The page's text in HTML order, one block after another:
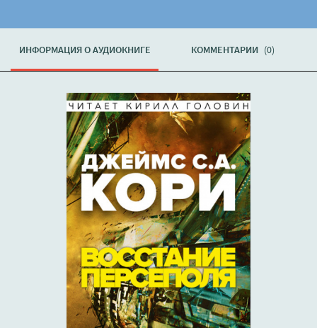
ИНФОРМАЦИЯ О АУДИОКНИГЕ КОММЕНТАРИИ (0)